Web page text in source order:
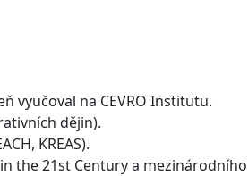
vyučoval na CEVRO Institutu.
dějin).
KREAS).
the 21st Century a mezinárodního